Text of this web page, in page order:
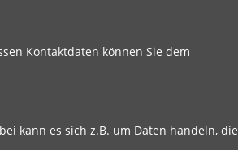
Kontaktdaten können Sie dem
kann es sich z.B. um Daten handeln, die